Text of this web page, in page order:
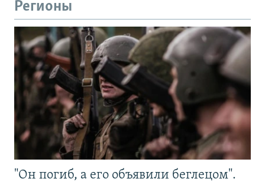
Регионы
"Он погиб, а его объявили беглецом".